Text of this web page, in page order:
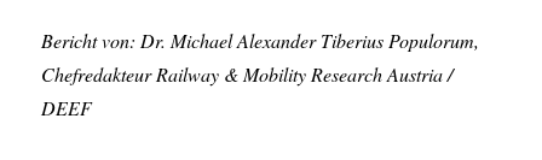
Bericht von: Dr. Michael Alexander Tiberius Populorum,
Chefredakteur Railway & Mobility Research Austria /
DEEF